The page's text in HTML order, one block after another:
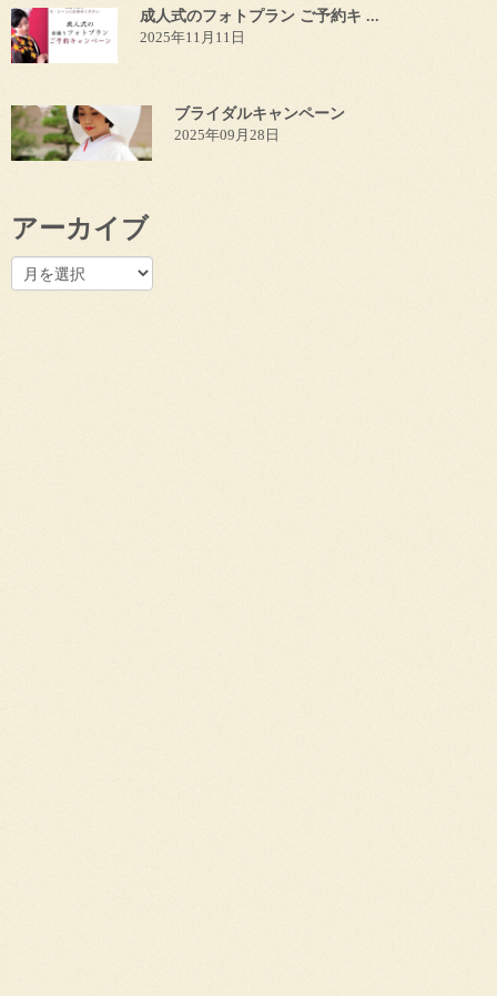
成人式のフォトプラン ご予約キ ...
2025年11月11日
ブライダルキャンペーン
2025年09月28日
アーカイブ